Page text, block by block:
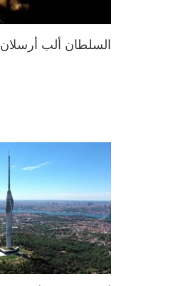
السلطان ألب أرسلان